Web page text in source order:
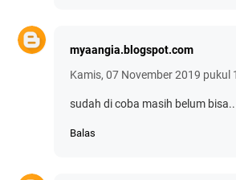
myaangia.blogspot.com
Kamis, 07 November 2019 pukul
sudah di coba masih belum bisa..
Balas